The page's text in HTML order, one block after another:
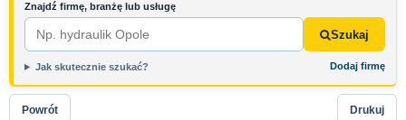
Znajdź firmę, branżę lub usługę
Szukaj
Jak skutecznie szukać? Dodaj firmę
Powrót Drukuj